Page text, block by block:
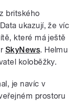
britského
ukazují, že víc
které má ještě
SkyNews. Helmu
koloběžky.
je navíc v
prostoru